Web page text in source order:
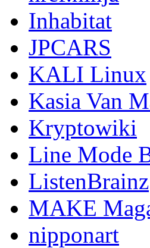
Inhabitat
JPCARS
KALI Linux
Kasia Van
Kryptowiki
Line Mode
ListenBrainz
MAKE
nipponart